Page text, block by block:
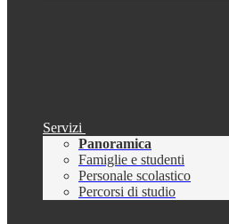
Servizi
Panoramica
Famiglie e studenti
Personale scolastico
Percorsi di studio